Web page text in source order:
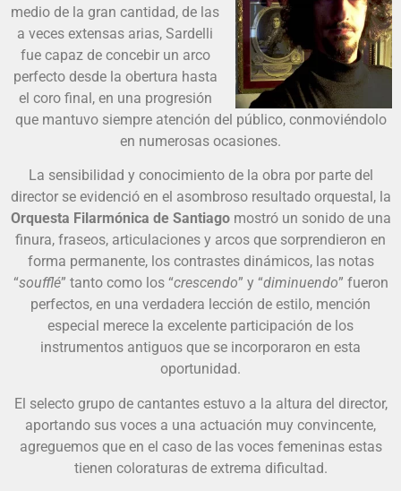
medio de la gran cantidad, de las
a veces extensas arias, Sardelli
fue capaz de concebir un arco
perfecto desde la obertura hasta
el coro final, en una progresión
que mantuvo siempre atención del público, conmoviéndolo
en numerosas ocasiones.
La sensibilidad y conocimiento de la obra por parte del
director se evidenció en el asombroso resultado orquestal, la
Orquesta Filarmónica de Santiagomostró un sonido de una
finura, fraseos, articulaciones y arcos que sorprendieron en
forma permanente, los contrastes dinámicos, las notas
“soufflé” tanto como los “crescendo” y “diminuendo” fueron
perfectos, en una verdadera lección de estilo, mención
especial merece la excelente participación de los
instrumentos antiguos que se incorporaron en esta
oportunidad.
El selecto grupo de cantantes estuvo a la altura del director,
aportando sus voces a una actuación muy convincente,
agreguemos que en el caso de las voces femeninas estas
tienen coloraturas de extrema dificultad.